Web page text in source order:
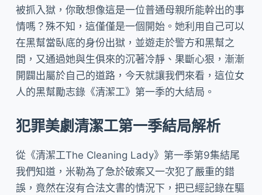
被抓入獄，你敢想像這是一位普通母親所能幹出的事
情嗎？殊不知，這僅僅是一個開始。她利用自己可以
在黑幫當臥底的身份出獄，並遊走於警方和黑幫之
間，又通過她與生俱來的沉著冷靜、果斷心狠，漸漸
開闢出屬於自己的道路，今天就讓我們來看，這位女
人的黑幫勵志錄《清潔工》第一季的大結局。
犯罪美劇清潔工第一季結局解析
從《清潔工The Cleaning Lady》第一季第9集結尾
我們知道，米勒為了急於破案又一次犯了嚴重的錯
誤，竟然在沒有合法文書的情況下，把已經記錄在驅